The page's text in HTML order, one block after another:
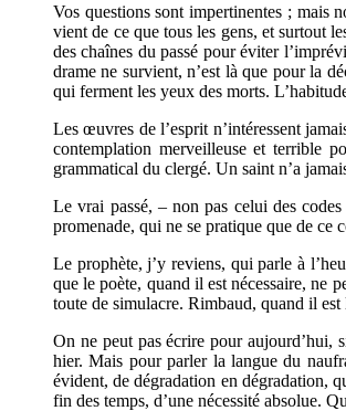
Vos questions sont impertinentes ; mais
vient de ce que tous les gens, et surtout
des chaînes du passé pour éviter
drame ne survient, n’est là que pour la
qui ferment les yeux des morts.
Les œuvres de l’esprit n’intéressent
contemplation merveilleuse et terrible
grammatical du clergé. Un saint n’a
Le vrai passé, – non pas celui des
promenade, qui ne se pratique que de ce
Le prophète, j’y reviens, qui parle à
que le poète, quand il est nécessaire, ne
toute de simulacre. Rimbaud, quand il
On ne peut pas écrire pour aujourd’hui,
hier. Mais pour parler la langue du
évident, de dégradation en dégradation,
fin des temps, d’une nécessité absolue.